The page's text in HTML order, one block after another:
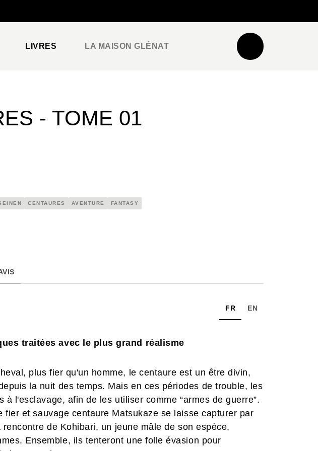
LIVRES LA MAISON GLÉNAT
- TOME 01
CENTAURES AVENTURE FANTASY
FR EN
traitées avec le plus grand réalisme
plus fier qu'un homme, le centaure est un être divin,
la nuit des temps. Mais en ces périodes de trouble, les
à l'esclavage, afin de les utiliser comme “armes de guerre”.
fier et sauvage centaure Matsukaze se laisse capturer par
rencontre de Kohibari, un jeune mâle de son espèce,
Ensemble, ils tenteront une folle évasion pour